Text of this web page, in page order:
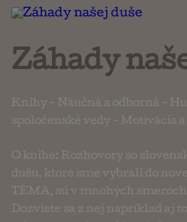
Záhady
Knihy - Náučná a odborná -
spoločenské vedy - Motivácia a
O knihe: Rozhovory so
dušu, ktoré sme vybrali do
TÉMA, sú v mnohých
Dozviete sa z nej napríklad aj